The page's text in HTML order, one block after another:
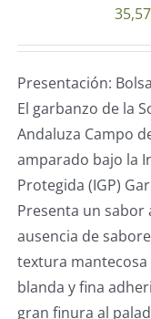
35,57
Presentación:
El garbanzo de la
Andaluza Campo
amparado bajo la
Protegida (IGP)
Presenta un sabor
ausencia de
textura
blanda y fina
gran finura al